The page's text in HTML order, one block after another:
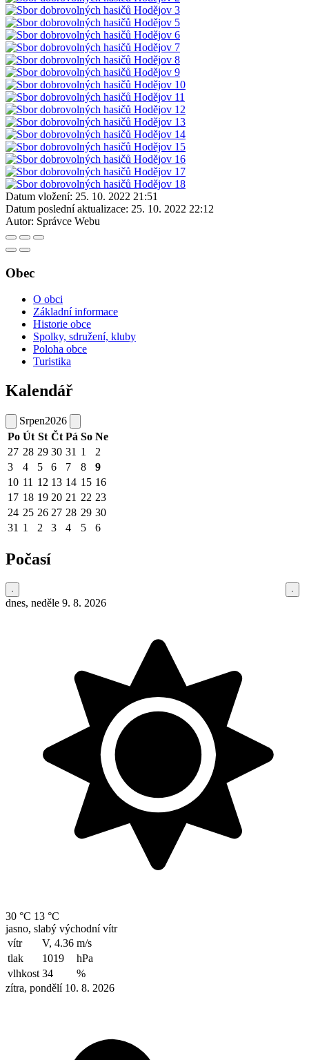
Datum vložení: 25. 10. 2022 21:51
Datum poslední aktualizace: 25. 10. 2022 22:12
Autor: Správce Webu
Obec
O obci
Základní informace
Historie obce
Spolky, sdružení, kluby
Poloha obce
Turistika
Kalendář
Srpen2026
Po Út St Čt Pá So Ne
27 28 29 30 31 1
2
3
4 5 6 7 8
9
10 11 12 13 14 15 16
17 18 19 20 21 22 23
24 25 26 27 28 29 30
31 1 2 3 4 5 6
Počasí
dnes, neděle 9. 8. 2026
30 °C 13 °C
jasno, slabý východní vítr
vítr
V, 4.36 m/s
tlak
1019
hPa
vlhkost 34
%
zítra, pondělí 10. 8. 2026